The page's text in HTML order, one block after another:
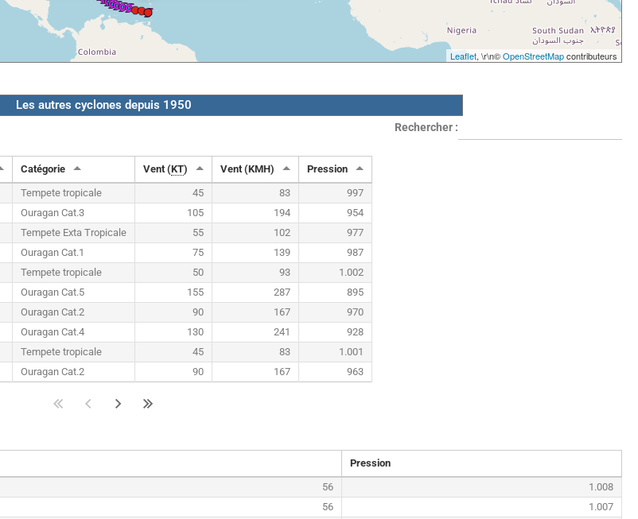
Leaflet, \r\n©OpenStreetMapcontributeurs
Les autres cyclones depuis 1950
Rechercher :
Catégorie Vent (KT) Vent (KMH)
Pression
Tempete tropicale 45 83
997
Ouragan Cat.3 105 194
954
Tempete Exta Tropicale 55 102
977
Ouragan Cat.1 75 139
987
Tempete tropicale 50 93
1.002
Ouragan Cat.5 155 287
895
Ouragan Cat.2 90 167
970
Ouragan Cat.4 130 241
928
Tempete tropicale 45 83
1.001
Ouragan Cat.2 90 167 963
Pression
56
1.008
56
1.007